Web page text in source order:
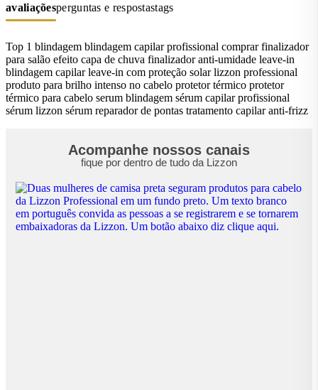
avaliaçõesperguntas e respostastags
Top 1 blindagem blindagem capilar profissional comprar finalizador
para salão efeito capa de chuva finalizador anti-umidade leave-in
blindagem capilar leave-in com proteção solar lizzon professional
produto para brilho intenso no cabelo protetor térmico protetor
térmico para cabelo serum blindagem sérum capilar profissional
sérum lizzon sérum reparador de pontas tratamento capilar anti-frizz
Acompanhe nossos canais
fique por dentro de tudo da Lizzon